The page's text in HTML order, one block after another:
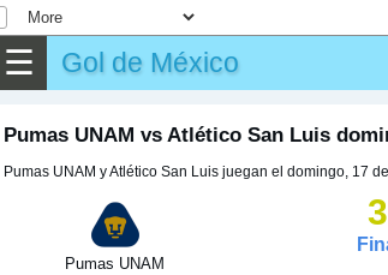
☰ Gol de México
Pumas UNAM vs Atlético San Luis
Pumas UNAM y Atlético San Luis juegan el domingo, 17
Pumas UNAM